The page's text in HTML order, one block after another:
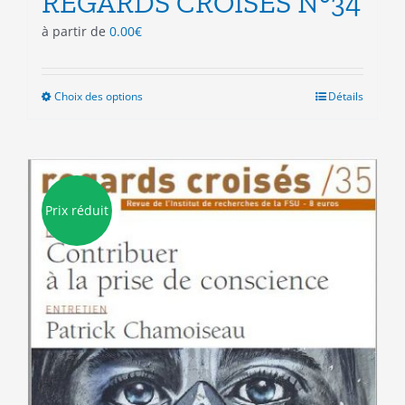
à partir de 0.00€
Choix des optionsCe
plusieurs
variations.
Les
options
être
choisies
sur
la
page
du
produit
Détails
Prix réduit